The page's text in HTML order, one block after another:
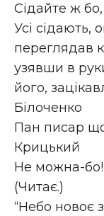
Сідайте ж
Усі сідають,
переглядав
узявши в
його,
Білоченко
Пан писар
Крицький
Не можна-бо!
(Читає.)
“Небо новоє